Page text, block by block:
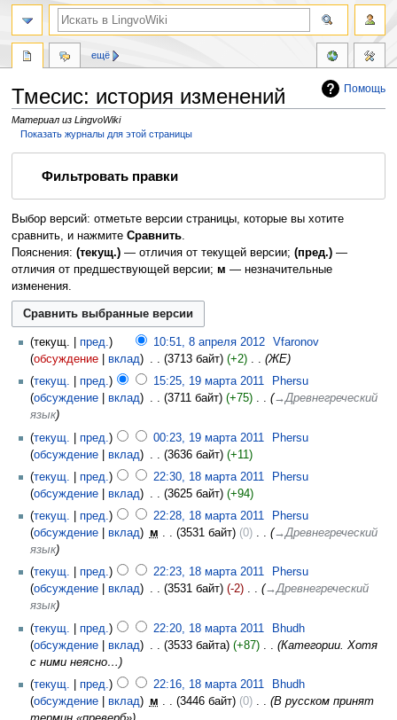
Помощь
Тмесис: история изменений
Материал из LingvoWiki
Показать журналы для этой страницы
Фильтровать правки
Выбор версий: отметьте версии страницы, которые вы хотите
сравнить, и нажмите Сравнить.
Пояснения: (текущ.)— отличия от текущей версии; (пред.)—
отличия от предшествующей версии; м — незначительные
изменения.
текущ. пред. 10:51, 8 апреля 2012
Vfaronov
обсуждение
вклад 3713 байт +2 ‎
ЖЕ
текущ.
пред. 15:25, 19 марта 2011
Phersu
обсуждение
вклад 3711 байт +75 ‎
→‎Древнегреческий
язык
текущ.
пред. 00:23, 19 марта 2011
Phersu
обсуждение
вклад 3636 байт
+11
текущ.
пред. 22:30, 18 марта 2011
Phersu
обсуждение
вклад 3625 байт
+94
текущ.
пред. 22:28, 18 марта 2011
Phersu
обсуждение
вклад м 3531 байт 0 ‎
→‎Древнегреческий
язык
текущ.
пред. 22:23, 18 марта 2011
Phersu
обсуждение
вклад 3531 байт -2 ‎
→‎Древнегреческий
язык
текущ.
пред. 22:20, 18 марта 2011
Bhudh
обсуждение
вклад 3533 байта +87 ‎
Категории. Хотя
с ними неясно…
текущ.
пред. 22:16, 18 марта 2011
Bhudh
обсуждение
вклад м 3446 байт 0 ‎
В русском принят
ещё